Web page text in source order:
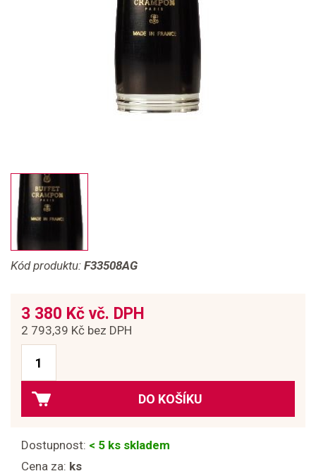
Kód produktu: F33508AG
3 380 Kč vč. DPH
2 793,39 Kč bez DPH
DO KOŠÍKU
Dostupnost: < 5 ks skladem
Cena za: ks